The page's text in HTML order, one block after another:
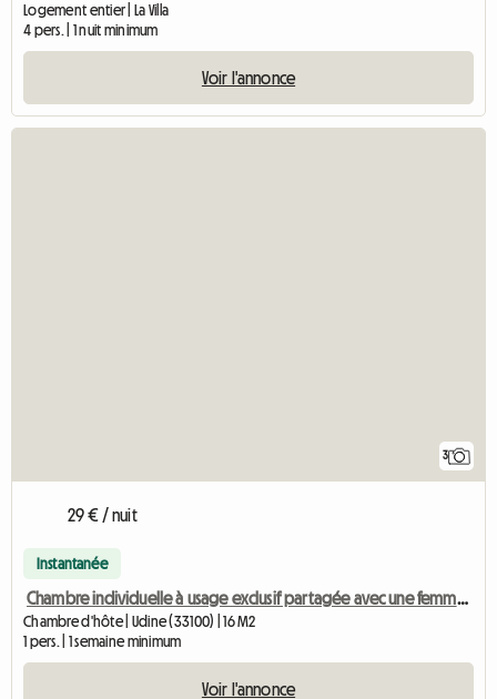
Logement entier | La Villa
4 pers. | 1 nuit minimum
Voir l'annonce
3
29 € / nuit
Instantanée
Chambre individuelle à usage exclusif partagée avec une femme âgée
Chambre d'hôte | Udine (33100) | 16 M2
1 pers. | 1 semaine minimum
Voir l'annonce